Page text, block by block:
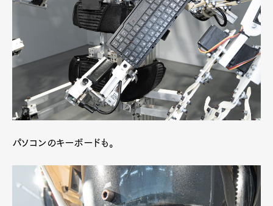
パソコンのキーボードも。